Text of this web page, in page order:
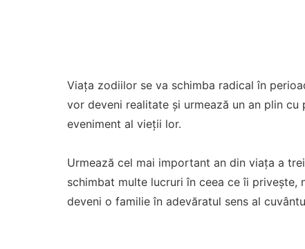
Viața zodiilor se va schimba radical în
vor deveni realitate și urmează un an plin
eveniment al vieții lor.
Urmează cel mai important an din viața a
schimbat multe lucruri în ceea ce îi
deveni o familie în adevăratul sens al